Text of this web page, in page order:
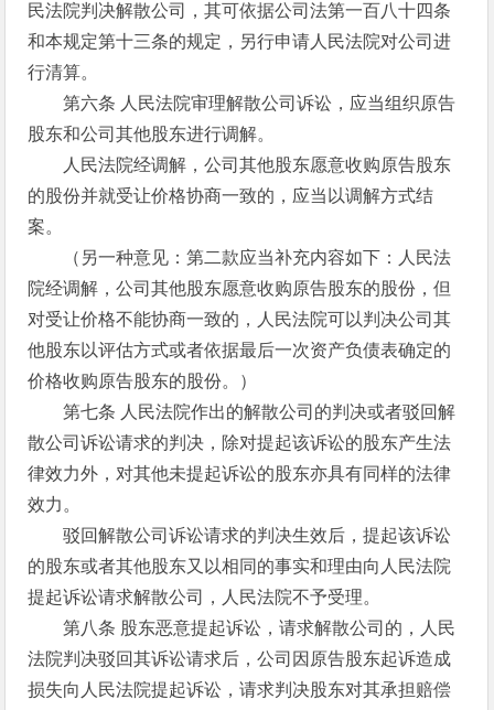
民法院判决解散公司，其可依据公司法第一百八十四条
和本规定第十三条的规定，另行申请人民法院对公司进
行清算。
第六条 人民法院审理解散公司诉讼，应当组织原告
股东和公司其他股东进行调解。
人民法院经调解，公司其他股东愿意收购原告股东
的股份并就受让价格协商一致的，应当以调解方式结
案。
（另一种意见：第二款应当补充内容如下：人民法
院经调解，公司其他股东愿意收购原告股东的股份，但
对受让价格不能协商一致的，人民法院可以判决公司其
他股东以评估方式或者依据最后一次资产负债表确定的
价格收购原告股东的股份。）
第七条 人民法院作出的解散公司的判决或者驳回解
散公司诉讼请求的判决，除对提起该诉讼的股东产生法
律效力外，对其他未提起诉讼的股东亦具有同样的法律
效力。
驳回解散公司诉讼请求的判决生效后，提起该诉讼
的股东或者其他股东又以相同的事实和理由向人民法院
提起诉讼请求解散公司，人民法院不予受理。
第八条 股东恶意提起诉讼，请求解散公司的，人民
法院判决驳回其诉讼请求后，公司因原告股东起诉造成
损失向人民法院提起诉讼，请求判决股东对其承担赔偿